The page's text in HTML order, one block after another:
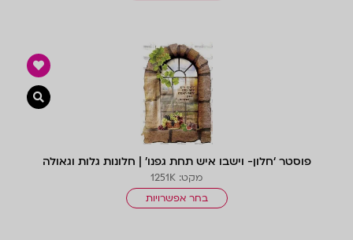
פוסטר ‘חלון- וישבו איש תחת גפנו’ | חלונות גלות וגאולה
מקט: 1251K
בחר אפשרויות